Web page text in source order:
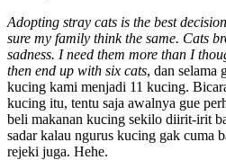
Adopting stray cats is the best
sure my family think the same. Cats
sadness. I need them more than I
then end up with six cats, dan selama
kucing kami menjadi 11 kucing.
kucing itu, tentu saja awalnya gue
beli makanan kucing sekilo diirit-irit
sadar kalau ngurus kucing gak cuma
rejeki juga. Hehe.